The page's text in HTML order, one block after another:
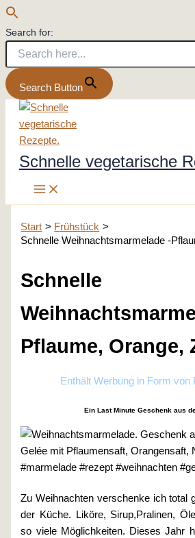
Search for:
Search Button
Zum
Inhalt
springen
Schnelle vegetarische
Start
Frühstück
Schnelle Weihnachtsmarmelade -
Schnelle
Pflaume, Orange,
Enthält Werbung in Form von
Ein Last Minute Geschenk aus
Zu Weihnachten verschenke ich total
der Küche. Liköre, Sirup,Pralinen,
so viele Möglichkeiten. Dieses Jahr